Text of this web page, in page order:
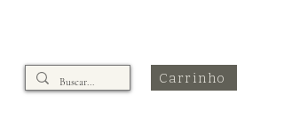
Carrinho